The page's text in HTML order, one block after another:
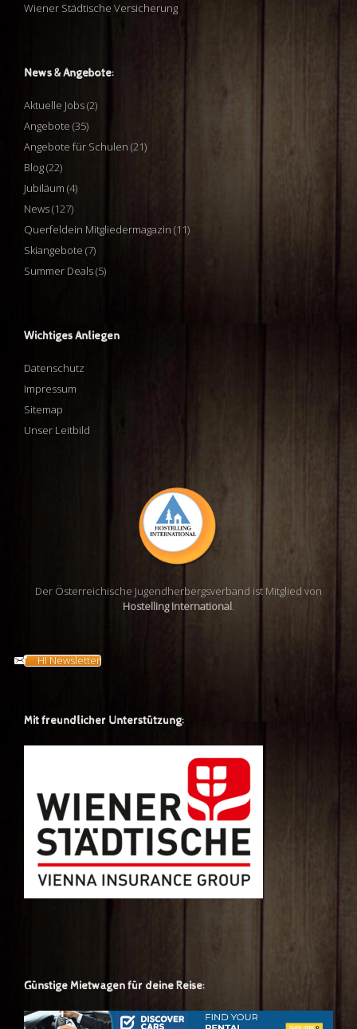
Wiener Städtische Versicherung
News & Angebote:
Aktuelle Jobs(2)
Angebote (35)
Angebote für Schulen (21)
Blog(22)
Jubiläum (4)
News(127)
Querfeldein Mitgliedermagazin (11)
Skiangebote (7)
Summer Deals(5)
Wichtiges Anliegen
Datenschutz
Impressum
Sitemap
Unser Leitbild
Der Österreichische Jugendherbergsverband ist Mitglied von
Hostelling International.
HI Newsletter
Mit freundlicher Unterstützung:
Günstige Mietwagen für deine Reise: